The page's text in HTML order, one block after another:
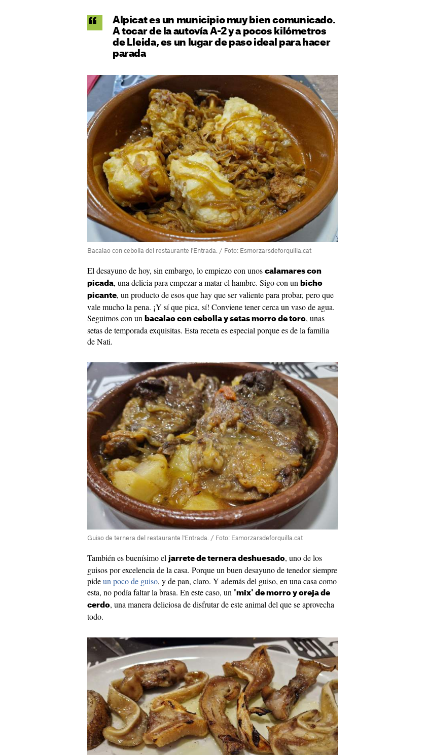
Alpicat es un municipio muy bien comunicado.
A tocar de la autovía A-2 y a pocos kilómetros
de Lleida, es un lugar de paso ideal para hacer
parada
Bacalao con cebolla del restaurante l'Entrada. / Foto: Esmorzarsdeforquilla.cat
El desayuno de hoy, sin embargo, lo empiezo con unos calamares con
picada, una delicia para empezar a matar el hambre. Sigo con un bicho
picante, un producto de esos que hay que ser valiente para probar, pero que
vale mucho la pena. ¡Y sí que pica, sí! Conviene tener cerca un vaso de agua.
Seguimos con un bacalao con cebolla y setas morro de toro, unas
setas de temporada exquisitas. Esta receta es especial porque es de la familia
de Nati.
Guiso de ternera del restaurante l'Entrada. / Foto: Esmorzarsdeforquilla.cat
También es buenísimo el jarrete de ternera deshuesado, uno de los
guisos por excelencia de la casa. Porque un buen desayuno de tenedor siempre
pideun poco de guiso, y de pan, claro. Y además del guiso, en una casa como
esta, no podía faltar la brasa. En este caso, un 'mix' de morro y oreja de
cerdo, una manera deliciosa de disfrutar de este animal del que se aprovecha
todo.